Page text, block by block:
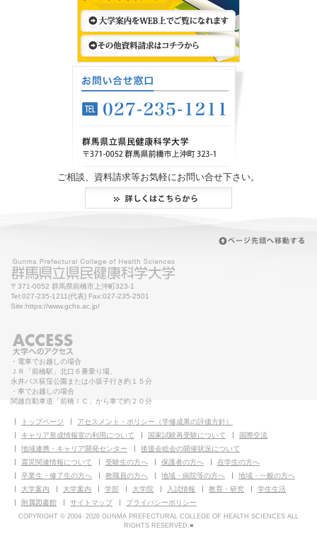
ご相談、資料請求等お気軽にお問い合せ下さい。
〒371-0052 群馬県前橋市上沖町323-1
Tel:027-235-1211(代表) Fax:027-235-2501
Site:https://www.gchs.ac.jp/
・電車でお越しの場合
ＪＲ「前橋駅」北口６番乗り場、
永井バス荻窪公園または小坂子行き約１５分
・車でお越しの場合
関越自動車道「前橋ＩＣ」から車で約２０分
トップページ
アセスメント・ポリシー（学修成果の評価方針）
キャリア形成情報室の利用について
国家試験再受験について
国際交流
地域連携・キャリア開発センター
後援会総会の開催状況について
震災関連情報について
受験生の方へ 保護者の方へ
在学生の方へ
卒業生・修了生の方へ
教職員の方へ 地域・病院等の方へ
地域・一般の方へ
大学案内
大学案内 学部 大学院 入試情報 教育・研究
学生生活
附属図書館
サイトマップ プライバシーポリシー
COPYRIGHT © 2004- 2026 GUNMA PREFECTURAL COLLEGE OF HEALTH SCIENCES ALL
RIGHTS RESERVED.■